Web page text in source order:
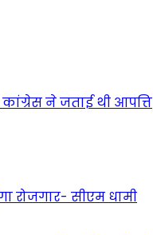
कांग्रेस ने जताई थी आपत्ति
रोजगार- सीएम धामी